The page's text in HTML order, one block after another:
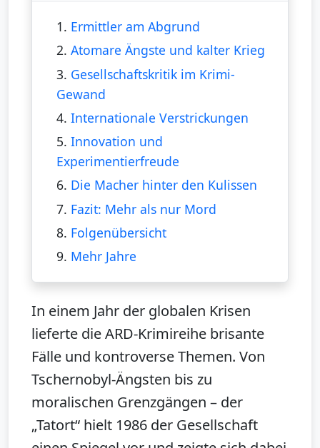
1. Ermittler am Abgrund
2. Atomare Ängste und kalter Krieg
3. Gesellschaftskritik im Krimi-
Gewand
4. Internationale Verstrickungen
5. Innovation und
Experimentierfreude
6. Die Macher hinter den Kulissen
7. Fazit: Mehr als nur Mord
8. Folgenübersicht
9. Mehr Jahre
In einem Jahr der globalen Krisen
lieferte die ARD-Krimireihe brisante
Fälle und kontroverse Themen. Von
Tschernobyl-Ängsten bis zu
moralischen Grenzgängen – der
„Tatort“ hielt 1986 der Gesellschaft